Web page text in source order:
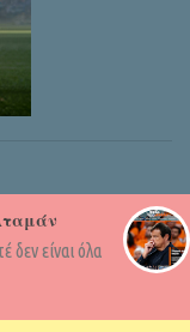
δεν είναι όλα